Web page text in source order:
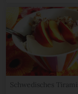
Schwedisches